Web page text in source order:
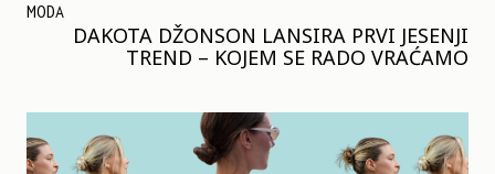
MODA
DAKOTA DŽONSON LANSIRA PRVI JESENJI
TREND – KOJEM SE RADO VRAĆAMO